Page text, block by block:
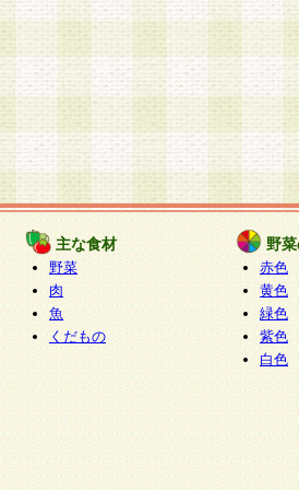
主な食材
野菜
肉
魚
くだもの
野
赤色
黄色
緑色
紫色
白色